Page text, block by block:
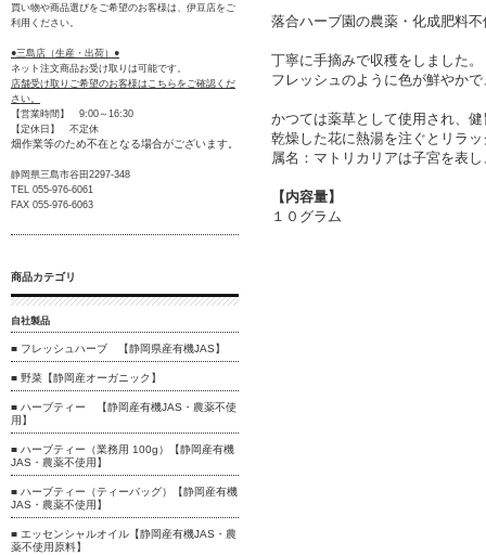
落合ハーブ園の農薬・化成肥料
丁寧に手摘みで収穫をしました。
フレッシュのように色が鮮やか
かつては薬草として使用され、
乾燥した花に熱湯を注ぐとリラ
属名：マトリカリアは子宮を表
【内容量】
１０グラム
買い物や商品選びをご希望のお客様は、伊豆店をご
利用ください。
●三島店（生産・出荷）●
ネット注文商品お受け取りは可能です。
店舗受け取りご希望のお客様はこちらをご確認くだ
さい。
【営業時間】 9:00～16:30
【定休日】 不定休
畑作業等のため不在となる場合がございます。
静岡県三島市谷田2297-348
TEL 055-976-6061
FAX 055-976-6063
商品カテゴリ
自社製品
■ フレッシュハーブ 【静岡県産有機JAS】
■ 野菜【静岡産オーガニック】
■ ハーブティー 【静岡産有機JAS・農薬不使
用】
■ ハーブティー（業務用 100g）【静岡産有機
JAS・農薬不使用】
■ ハーブティー（ティーバッグ）【静岡産有機
JAS・農薬不使用】
■ エッセンシャルオイル【静岡産有機JAS・農
薬不使用原料】